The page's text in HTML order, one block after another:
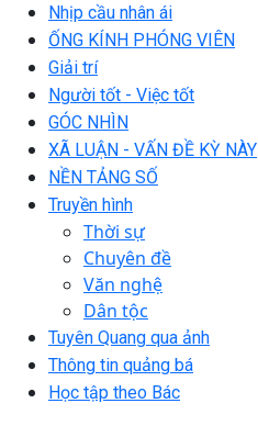
Nhịp cầu nhân ái
ỐNG KÍNH PHÓNG VIÊN
Giải trí
Người tốt - Việc tốt
GÓC NHÌN
XÃ LUẬN - VẤN ĐỀ KỲ NÀY
NỀN TẢNG SỐ
Truyền hình
Thời sự
Chuyên đề
Văn nghệ
Dân tộc
Tuyên Quang qua ảnh
Thông tin quảng bá
Học tập theo Bác